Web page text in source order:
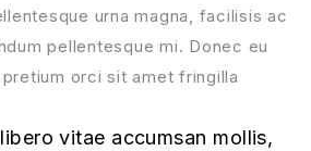
urna magna, facilisis ac
pellentesque mi. Donec eu
orci sit amet fringilla
vitae accumsan mollis,